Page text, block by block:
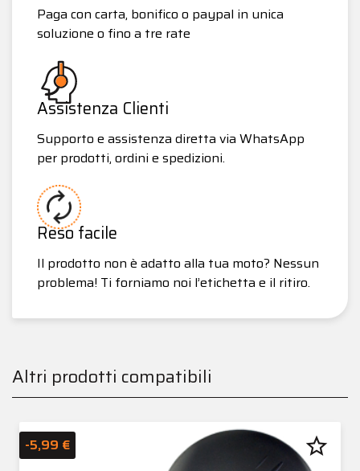
Paga con carta, bonifico o paypal in unica
soluzione o fino a tre rate
Assistenza Clienti
Supporto e assistenza diretta via WhatsApp
per prodotti, ordini e spedizioni.
Reso facile
Il prodotto non è adatto alla tua moto? Nessun
problema! Ti forniamo noi l’etichetta e il ritiro.
Altri prodotti compatibili
-5,99 € star_border